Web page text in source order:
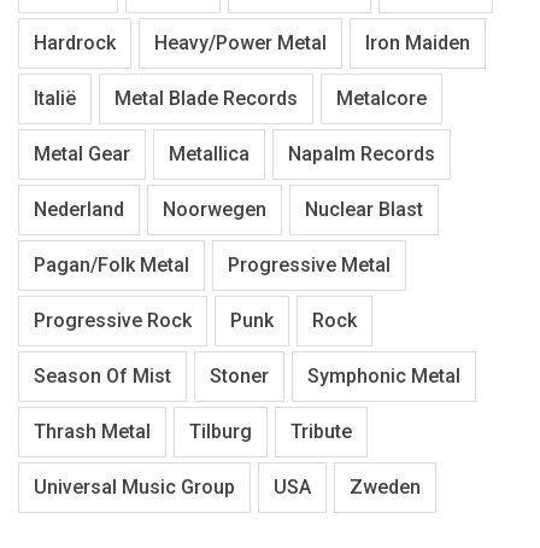
Hardrock Heavy/Power Metal Iron Maiden
Italië Metal Blade Records Metalcore
Metal Gear Metallica Napalm Records
Nederland Noorwegen Nuclear Blast
Pagan/Folk Metal Progressive Metal
Progressive Rock Punk Rock
Season Of Mist Stoner Symphonic Metal
Thrash Metal Tilburg Tribute
Universal Music Group USA Zweden